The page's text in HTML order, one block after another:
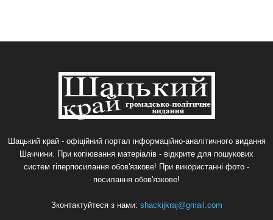
Шацький край - офіційний портал інформаційно-аналітичного видання
Шаччини. При копіювання матеріалів - відкрите для пошукових
систем гіперпосилання обов'язкове! При використанні фото -
посилання обов'язкове!
Зконтактуйтеся з нами: shackijkraj@gmail.com